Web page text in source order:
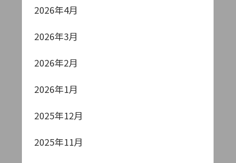
2026年4月
2026年3月
2026年2月
2026年1月
2025年12月
2025年11月